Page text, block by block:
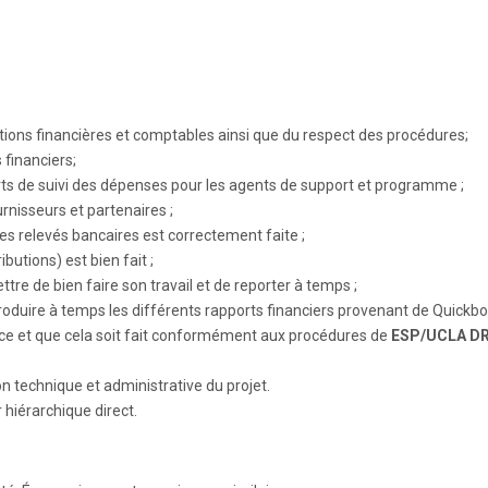
financières et comptables ainsi que du respect des procédures;
financiers;
de suivi des dépenses pour les agents de support et programme ;
et partenaires ;
relevés bancaires est correctement faite ;
est bien fait ;
de bien faire son travail et de reporter à temps ;
à temps les différents rapports financiers provenant de
et que cela soit fait conformément aux procédures de ESP/UCLA
technique et administrative du projet.
direct.